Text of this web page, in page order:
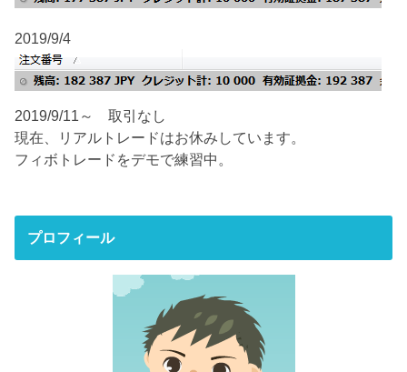
2019/9/4
2019/9/11～ 取引なし
現在、リアルトレードはお休みしています。
フィボトレードをデモで練習中。
プロフィール